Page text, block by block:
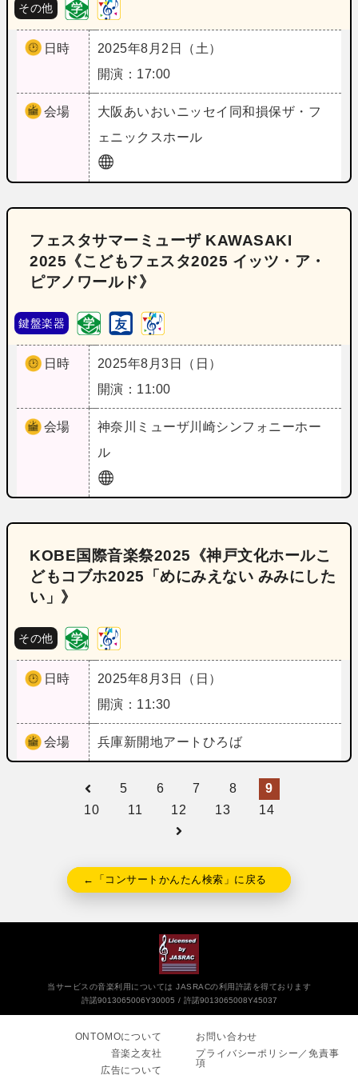
その他
日時
2025年8月2日（土）
開演：17:00
会場 大阪 あいおいニッセイ同和損保ザ・フ
ェニックスホール
フェスタサマーミューザ KAWASAKI
2025《こどもフェスタ2025 イッツ・ア・
ピアノワールド》
鍵盤楽器
日時
2025年8月3日（日）
開演：11:00
会場 神奈川
ミューザ川崎シンフォニーホー
ル
KOBE国際音楽祭2025《神戸文化ホールこ
どもコブホ2025「めにみえない みみにした
い」》
その他
日時
2025年8月3日（日）
開演：11:30
会場 兵庫新開地アートひろば
5 6 7 8
9
10
11 12 13 14
←「コンサートかんたん検索」に戻る
当サービスの音楽利用については JASRACの利用許諾を得ております
許諾9013065006Y30005
許諾9013065008Y45037
ONTOMOについて
音楽之友社
広告について
お問い合わせ
プライバシーポリシー／免責事
項